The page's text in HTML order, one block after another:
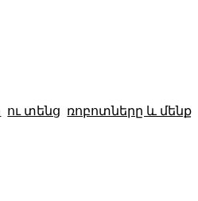
ու տենց ռոբոտները և մենք